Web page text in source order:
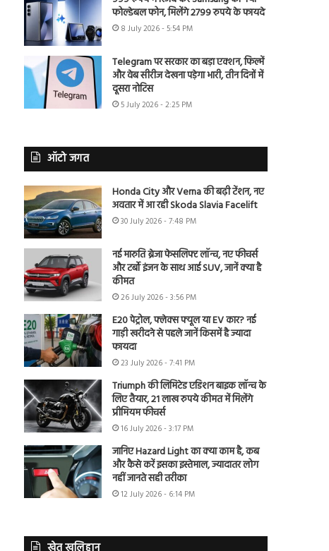
फोल्डेबल फोन, मिलेंगे 2799 रुपये के फायदे
8 July 2026 - 5:54 PM
Telegram पर सरकार का बड़ा एक्शन, फिल्में
और वेब सीरीज देखना पड़ेगा भारी, तीन दिनों में
दूसरा नोटिस
5 July 2026 - 2:25 PM
ऑटो जगत
Honda City और Verna की बढ़ी टेंशन, नए
अवतार में आ रही Skoda Slavia Facelift
30 July 2026 - 7:48 PM
नई मारुति ब्रेजा फेसलिफ्ट लॉन्च, नए फीचर्स
और टर्बो इंजन के साथ आई SUV, जानें क्या है
कीमत
26 July 2026 - 3:56 PM
E20 पेट्रोल, फ्लेक्स फ्यूल या EV कार? नई
गाड़ी खरीदने से पहले जानें किसमें है ज्यादा
फायदा
23 July 2026 - 7:41 PM
Triumph की लिमिटेड एडिशन बाइक लॉन्च के
लिए तैयार, 21 लाख रुपये कीमत में मिलेंगे
प्रीमियम फीचर्स
16 July 2026 - 3:17 PM
जानिए Hazard Light का क्या काम है, कब
और कैसे करें इसका इस्तेमाल, ज्यादातर लोग
नहीं जानते सही तरीका
12 July 2026 - 6:14 PM